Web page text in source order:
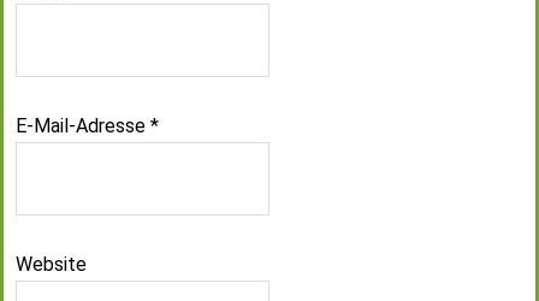
E-Mail-Adresse *
Website